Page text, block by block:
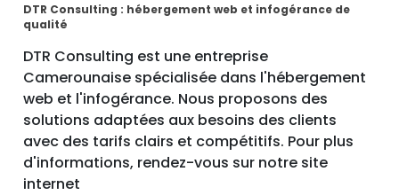
DTR Consulting : hébergement web et infogérance de
qualité
DTR Consulting est une entreprise
Camerounaise spécialisée dans l'hébergement
web et l'infogérance. Nous proposons des
solutions adaptées aux besoins des clients
avec des tarifs clairs et compétitifs. Pour plus
d'informations, rendez-vous sur notre site
internet